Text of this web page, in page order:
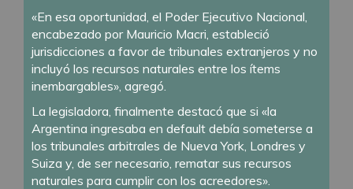
«En esa oportunidad, el Poder Ejecutivo Nacional,
encabezado por Mauricio Macri, estableció
jurisdicciones a favor de tribunales extranjeros y no
incluyó los recursos naturales entre los ítems
inembargables», agregó.
La legisladora, finalmente destacó que si «la
Argentina ingresaba en default debía someterse a
los tribunales arbitrales de Nueva York, Londres y
Suiza y, de ser necesario, rematar sus recursos
naturales para cumplir con los acreedores».